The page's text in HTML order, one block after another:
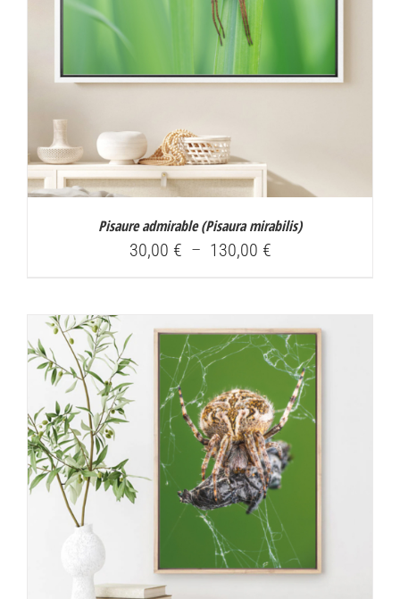
Pisaure admirable (Pisaura mirabilis)
30,00 € – 130,00 €Plage
30,00 €
à
130,00 €